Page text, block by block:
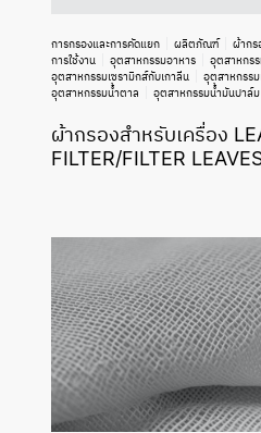
การกรองและการคัดแยก ผลิตภัณฑ์
ผ้ากร
การใช้งาน
อุตสาหกรรมอาหาร
อุตสาหกร
อุตสาหกรรมเซรามิกส์กับเกาลีน
อุตสาหกรร
อุตสาหกรรมน้ำตาล
อุตสาหกรรมน้ำมันปาล์ม
ผ้ากรองสำหรับเครื่อง
FILTER/FILTER